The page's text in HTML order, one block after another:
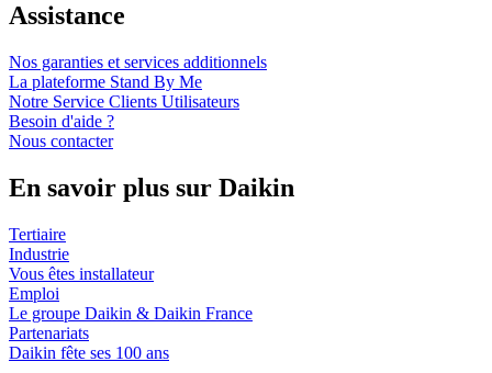
Assistance
Nos garanties et services additionnels
La plateforme Stand By Me
Notre Service Clients Utilisateurs
Besoin d'aide ?
Nous contacter
En savoir plus sur Daikin
Tertiaire
Industrie
Vous êtes installateur
Emploi
Le groupe Daikin & Daikin France
Partenariats
Daikin fête ses 100 ans